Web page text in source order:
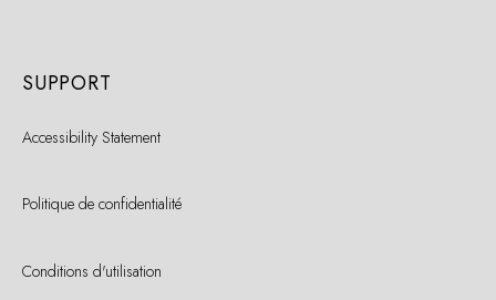
SUPPORT
Accessibility Statement
Politique de confidentialité
Conditions d'utilisation